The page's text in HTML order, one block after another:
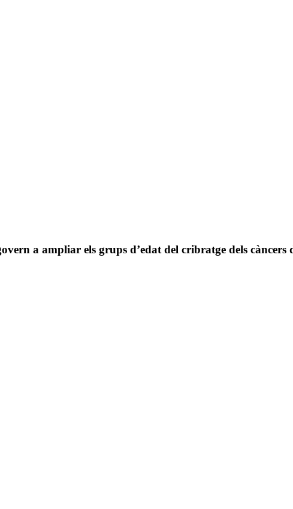
a ampliar els grups d’edat del cribratge dels càncers